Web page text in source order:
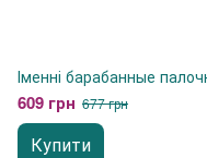
Іменні барабанные
609 грн 677 грн
Купити